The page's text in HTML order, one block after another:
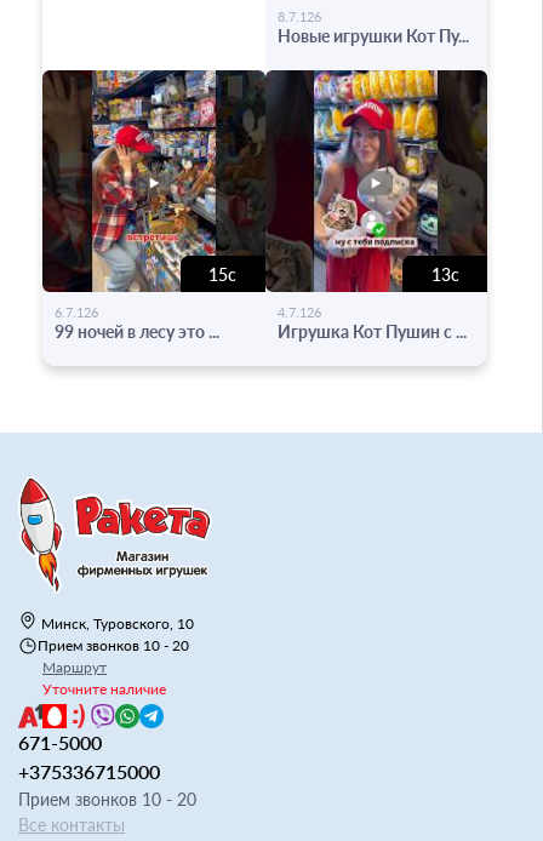
8.7.126
Новые игрушки Кот Пу...
15с
6.7.126
99 ночей в лесу это ...
13с
4.7.126
Игрушка Кот Пушин с ...
Минск, Туровского, 10
Прием звонков 10 - 20
Маршрут
Уточните наличие
671-5000
+375336715000
Прием звонков 10 - 20
Все контакты